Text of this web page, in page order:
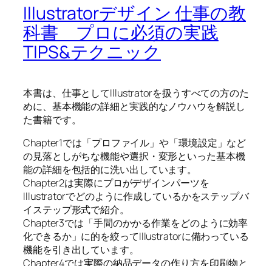
Illustratorデザイン 仕事の教
科書 プロに必須の実践
TIPS&テクニック
本書は、仕事としてIllustratorを扱うすべての方のた
めに、基本機能の詳細と実践的なノウハウを解説し
た書籍です。
Chapter1では「プロファイル」や「環境設定」など
の見落としがちな機能や選択・変形といった基本機
能の詳細を包括的に洗い出しています。
Chapter2は実際にプロがデザインパーツを
Illustratorでどのように作成しているかをステップバ
イステップ形式で紹介。
Chapter3では「手間のかかる作業をどのように効率
化できるか」に的を絞ってIllustratorに備わっている
機能を引き出しています。
Chapter4では実際の納品データの作り方を印刷物と